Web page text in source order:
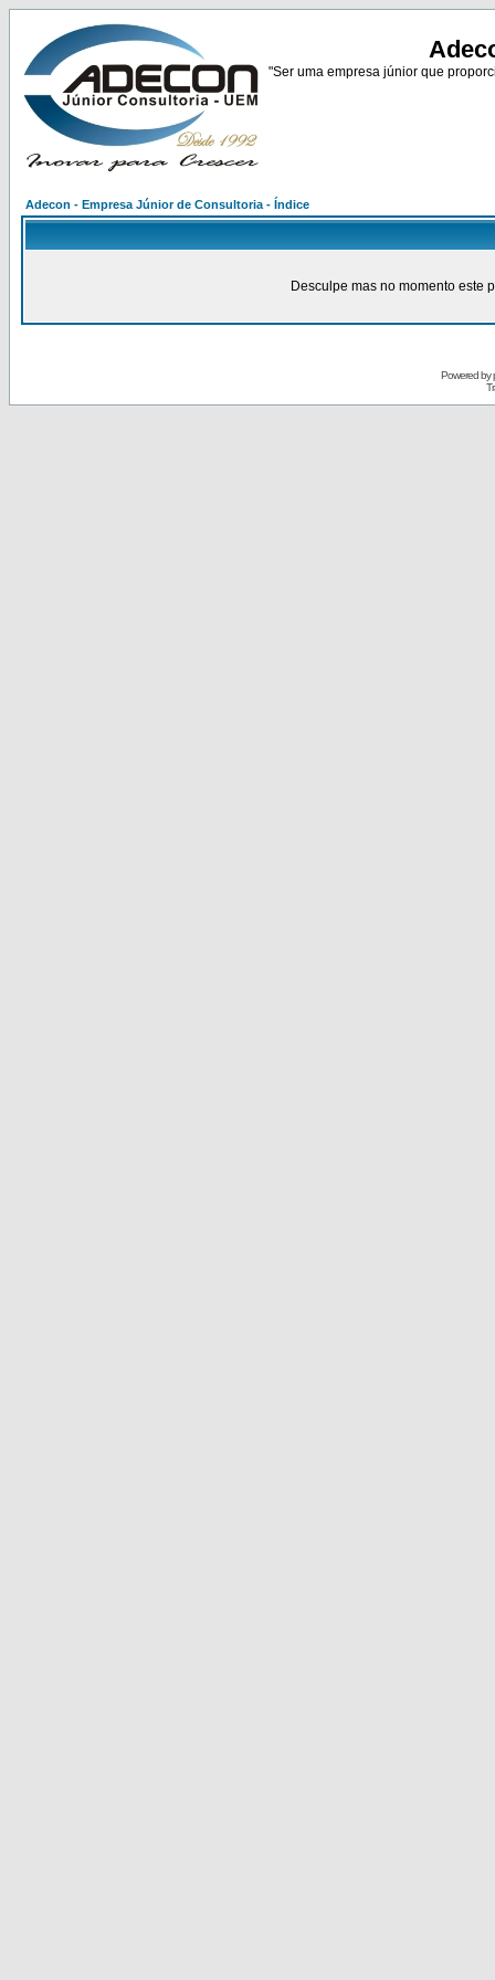
"Ser uma empresa júnior que
Adecon - Empresa Júnior de Consultoria - Índice
Desculpe mas no momento este
Powered by